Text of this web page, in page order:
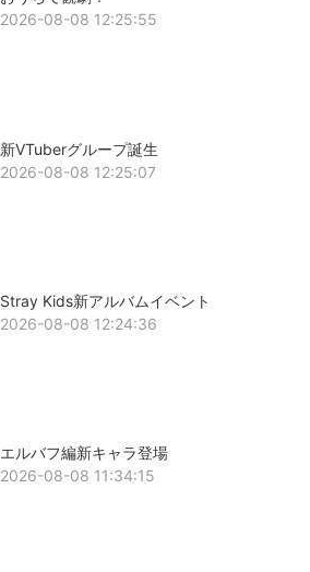
2026-08-08 12:25:55
新VTuberグループ誕生
2026-08-08 12:25:07
Stray Kids新アルバムイベント
2026-08-08 12:24:36
エルバフ編新キャラ登場
2026-08-08 11:34:15